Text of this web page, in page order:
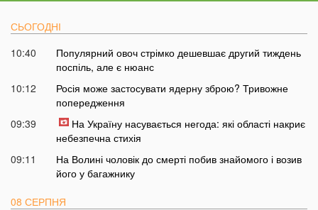
СЬОГОДНІ
10:40
Популярний овоч стрімко дешевшає другий тиждень
поспіль, але є нюанс
10:12
Росія може застосувати ядерну зброю? Тривожне
попередження
09:39
На Україну насувається негода: які області накриє
небезпечна стихія
09:11
На Волині чоловік до смерті побив знайомого і возив
його у багажнику
08 СЕРПНЯ